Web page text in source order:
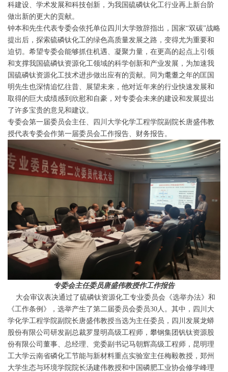
科建设、学术发展和科技创新，为我国硫磷钛化工行业再上新台阶
做出新的更大的贡献。
钟本和先生代表专委会依托单位四川大学致辞指出，国家“双碳”战略
提出后，探索硫磷钛化工的绿色高质量发展之路，变得尤为重要和
迫切。希望专委会能够抓住机遇、凝聚力量，在更高的起点上引领
和支撑我国硫磷钛资源化工领域的科学创新和产业发展，为加速我
国硫磷钛资源化工技术进步做出应有的贡献。同为耄耋之年的匡国
明先生也深情追忆往昔、展望未来，他对近年来的行业快速发展和
取得的巨大成绩感到欣慰和自豪，对专委会未来的建设和发展提出
了许多宝贵的意见和建议。
专委会第一届委员会主任、四川大学化学工程学院副院长唐盛伟教
授代表专委会作第一届委员会工作报告、财务报告。
专委会主任委员唐盛伟教授作工作报告
大会审议表决通过了硫磷钛资源化工专业委员会《选举办法》和
《工作条例》，选举产生了第二届委员会委员30人。其中，四川大
学化学工程学院副院长唐盛伟教授当选为主任委员，四川发展龙蟒
股份有限公司研发副总裁罗显明高级工程师，攀钢集团钒钛资源股
份有限公司董事、总经理、党委副书记马朝辉高级工程师，昆明理
工大学云南省磷化工节能与新材料重点实验室主任梅毅教授，郑州
大学生态与环境学院院长汤建伟教授和中国磷肥工业协会修学峰理